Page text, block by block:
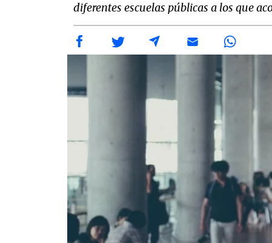
diferentes escuelas públicas a los que